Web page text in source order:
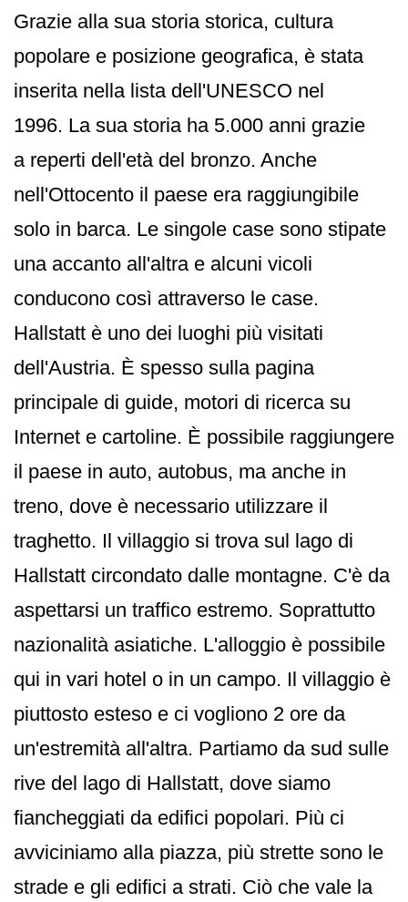
Grazie alla sua storia storica, cultura
popolare e posizione geografica, è stata
inserita nella lista dell'UNESCO nel
1996. La sua storia ha 5.000 anni grazie
a reperti dell'età del bronzo. Anche
nell'Ottocento il paese era raggiungibile
solo in barca. Le singole case sono stipate
una accanto all'altra e alcuni vicoli
conducono così attraverso le case.
Hallstatt è uno dei luoghi più visitati
dell'Austria. È spesso sulla pagina
principale di guide, motori di ricerca su
Internet e cartoline. È possibile raggiungere
il paese in auto, autobus, ma anche in
treno, dove è necessario utilizzare il
traghetto. Il villaggio si trova sul lago di
Hallstatt circondato dalle montagne. C'è da
aspettarsi un traffico estremo. Soprattutto
nazionalità asiatiche. L'alloggio è possibile
qui in vari hotel o in un campo. Il villaggio è
piuttosto esteso e ci vogliono 2 ore da
un'estremità all'altra. Partiamo da sud sulle
rive del lago di Hallstatt, dove siamo
fiancheggiati da edifici popolari. Più ci
avviciniamo alla piazza, più strette sono le
strade e gli edifici a strati. Ciò che vale la